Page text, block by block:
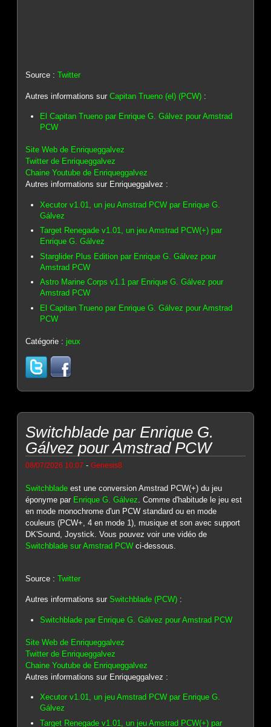
Source :Twitter
Autres informations surCapitan Trueno (el) (PCW) :
El Capitan Trueno par Enrique G. Gálvez pour Amstrad
PCW
Site Web de Enriqueggalvez
Twitter de Enriqueggalvez
Chaine Youtube de Enriqueggalvez
Autres informations sur Enriqueggalvez :
Xecutor v1.01, un jeu Amstrad PCW par Enrique G.
Gálvez
Target Renegade v1.01, un jeu Amstrad PCW(+) par
Enrique G. Gálvez
Starglider Plus Edition par Enrique G. Gálvez pour
Amstrad PCW
Astro Marine Corps v1.1 par Enrique G. Gálvez pour
Amstrad PCW
El Capitan Trueno par Enrique G. Gálvez pour Amstrad
PCW
Catégorie :jeux
Switchblade par Enrique G.
Gálvez pour Amstrad PCW
08/07/2026 10:07 -Genesis8
Switchblade est une conversion Amstrad PCW(+) du jeu
éponyme par Enrique G. Gálvez. Comme d'habitude le jeu est
en mode monochrome d'un PCW standard ou en mode
couleurs (PCW+, 4 en mode 1), musique et son avec support
DK'Sound, Joystick. Vous pouvez voir une vidéo de
Switchblade sur Amstrad PCW ci-dessous.
Source :Twitter
Autres informations surSwitchblade (PCW) :
Switchblade par Enrique G. Gálvez pour Amstrad PCW
Site Web de Enriqueggalvez
Twitter de Enriqueggalvez
Chaine Youtube de Enriqueggalvez
Autres informations sur Enriqueggalvez :
Xecutor v1.01, un jeu Amstrad PCW par Enrique G.
Gálvez
Target Renegade v1.01, un jeu Amstrad PCW(+) par